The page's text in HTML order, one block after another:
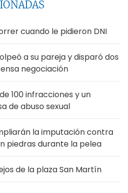
cuando le pidieron DNI
a su pareja y disparó dos
negociación
100 infracciones y un
de abuso sexual
la imputación contra
piedras durante la pelea
de la plaza San Martín